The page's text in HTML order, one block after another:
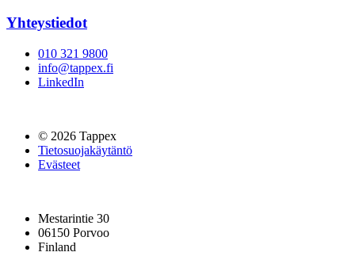
Yhteystiedot
010 321 9800
info@tappex.fi
LinkedIn
© 2026 Tappex
Tietosuojakäytäntö
Evästeet
Mestarintie 30
06150 Porvoo
Finland